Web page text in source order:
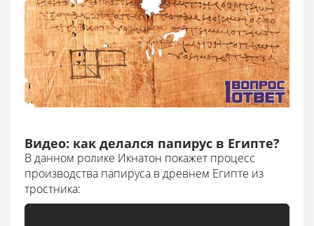
Видео: как делался папирус в Египте?
В данном ролике Икнатон покажет процесс
производства папируса в древнем Египте из
тростника: